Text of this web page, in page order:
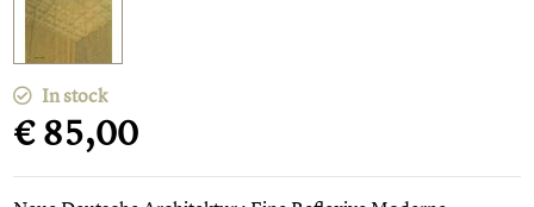
In stock
€ 85,00